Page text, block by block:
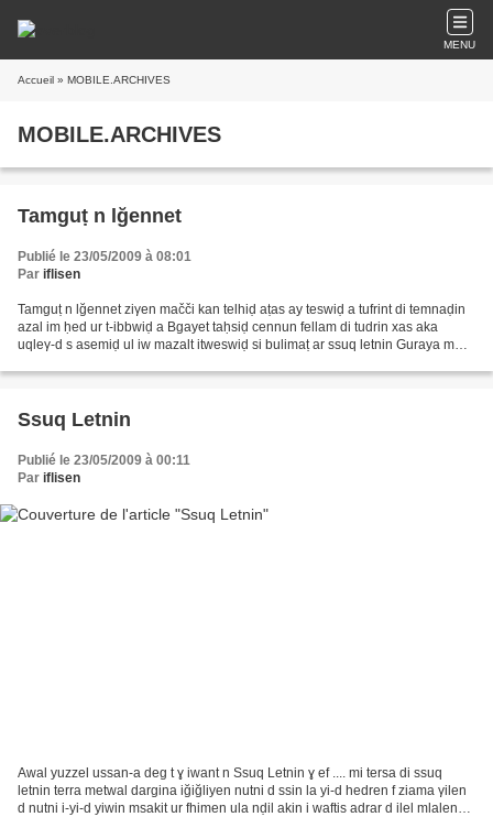
MENU
Accueil » MOBILE.ARCHIVES
MOBILE.ARCHIVES
Tamguṭ n lğennet
Publié le 23/05/2009 à 08:01
Par iflisen
Tamguṭ n lğennet ziγen mačči kan telhiḍ aṭas ay teswiḍ a tufrint di temnaḍin
azal im ḥed ur t-ibbwiḍ a Bgayet taḥsiḍ cennun fellam di tudrin xas aka
uqleγ-d s asemiḍ ul iw mazalt itweswiḍ si bulimaṭ ar ssuq letnin Guraya mm
Ssuq Letnin
Publié le 23/05/2009 à 00:11
Par iflisen
Awal yuzzel ussan-a deg t ɣ iwant n Ssuq Letnin ɣ ef .... mi tersa di ssuq
letnin terra metwal dargina iğiğliyen nutni d ssin la yi-d hedren f ziama γilen
d nutni i-yi-d yiwin msakit ur fhimen ula nḍil akin i waftis adrar d ilel mlalen